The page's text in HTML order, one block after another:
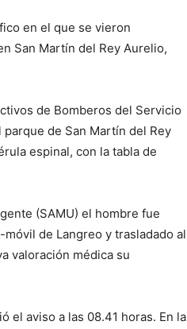
en el que se vieron
San Martín del Rey Aurelio,
de Bomberos del Servicio
de San Martín del Rey
espinal, con la tabla de
(SAMU) el hombre fue
de Langreo y trasladado al
valoración médica su
el aviso a las 08.41 horas. En la